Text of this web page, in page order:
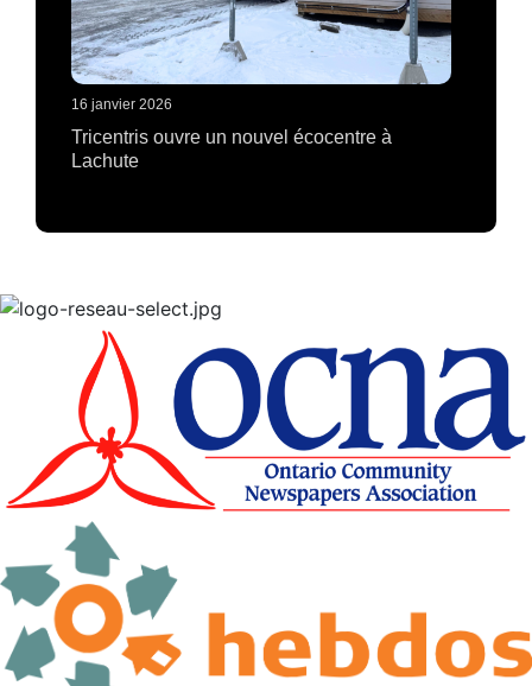
16 janvier 2026
Tricentris ouvre un nouvel écocentre à
Lachute